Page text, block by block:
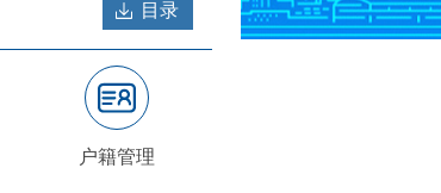
目录
户籍管理